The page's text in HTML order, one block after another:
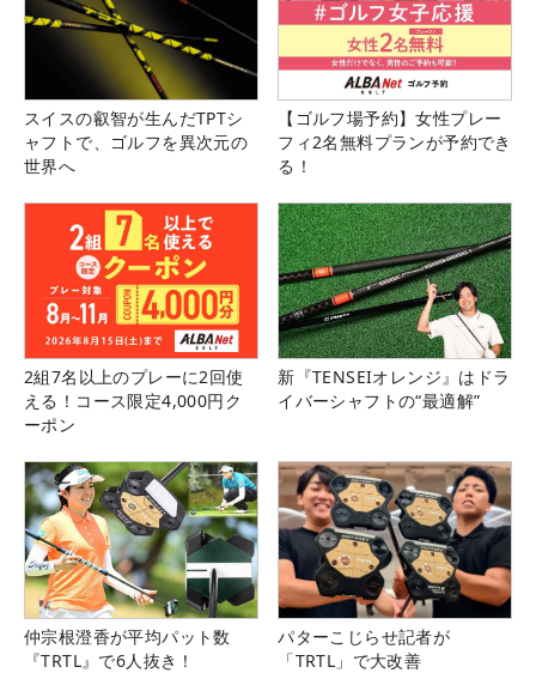
スイスの叡智が生んだTPTシ
ャフトで、ゴルフを異次元の
世界へ
【ゴルフ場予約】女性プレー
フィ2名無料プランが予約でき
る！
2組7名以上のプレーに2回使
える！コース限定4,000円ク
ーポン
新『TENSEIオレンジ』はドラ
イバーシャフトの“最適解”
仲宗根澄香が平均パット数
『TRTL』で6人抜き！
パターこじらせ記者が
「TRTL」で大改善